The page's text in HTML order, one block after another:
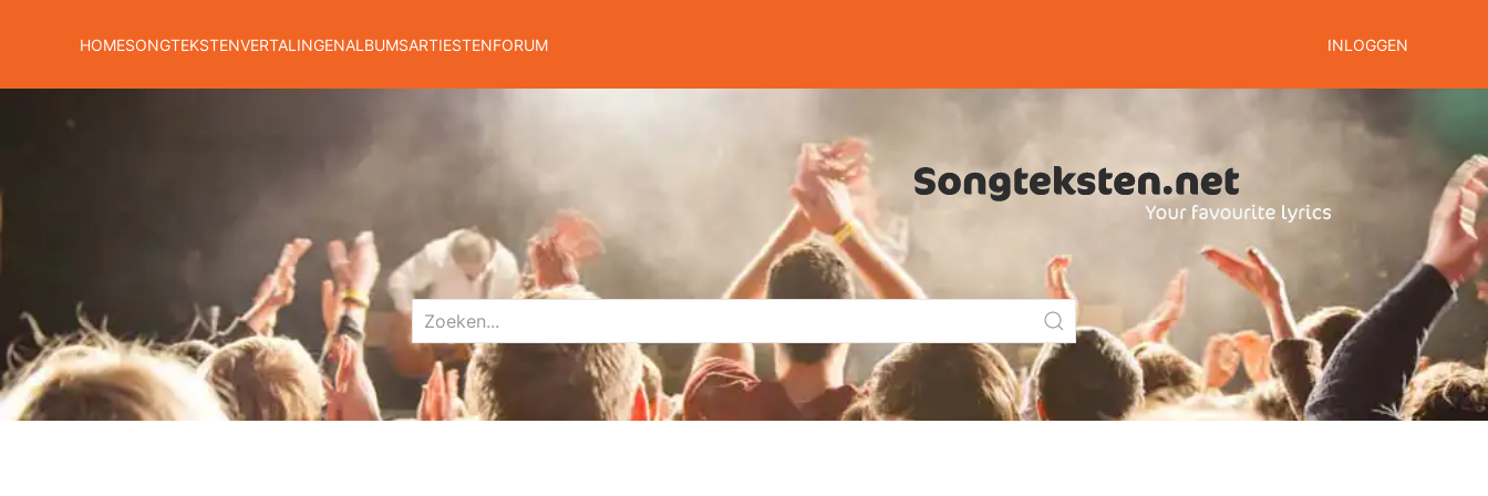
HOMESONGTEKSTENVERTALINGENALBUMSARTIESTENFORUM INLOGGEN